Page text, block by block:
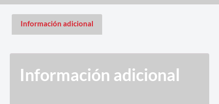
Información adicional
Información adicional